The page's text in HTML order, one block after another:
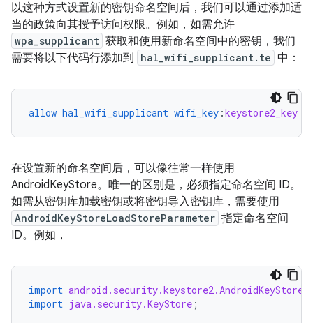
以这种方式设置新的密钥命名空间后，我们可以通过添加适
当的政策向其授予访问权限。例如，如需允许
wpa_supplicant 获取和使用新命名空间中的密钥，我们
需要将以下代码行添加到
hal_wifi_supplicant.te 中：
allow hal_wifi_supplicant wifi_key :keystore2_key
在设置新的命名空间后，可以像往常一样使用
AndroidKeyStore。唯一的区别是，必须指定命名空间 ID。
如需从密钥库加载密钥或将密钥导入密钥库，需要使用
AndroidKeyStoreLoadStoreParameter 指定命名空间
ID。例如，
import
import java.security.KeyStore ;